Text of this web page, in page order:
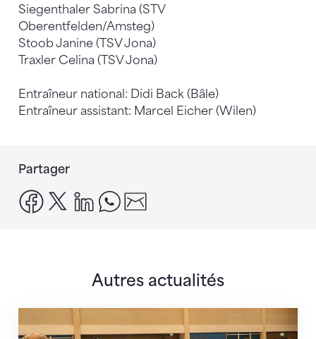
Siegenthaler Sabrina (STV
Oberentfelden/Amsteg)
Stoob Janine (TSV Jona)
Traxler Celina (TSV Jona)
Entraîneur national: Didi Back (Bâle)
Entraîneur assistant: Marcel Eicher (Wilen)
Partager
facebook
x linkedinwhatsapp
Autres actualités
En route pour Zagreb avec des objectifs clairs